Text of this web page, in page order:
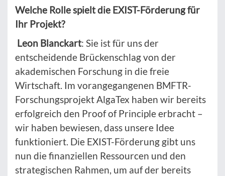
Welche Rolle spielt die EXIST-Förderung für
Ihr Projekt?
Leon Blanckart: Sie ist für uns der
entscheidende Brückenschlag von der
akademischen Forschung in die freie
Wirtschaft. Im vorangegangenen BMFTR-
Forschungsprojekt AlgaTex haben wir bereits
erfolgreich den Proof of Principle erbracht –
wir haben bewiesen, dass unsere Idee
funktioniert. Die EXIST-Förderung gibt uns
nun die finanziellen Ressourcen und den
strategischen Rahmen, um auf der bereits